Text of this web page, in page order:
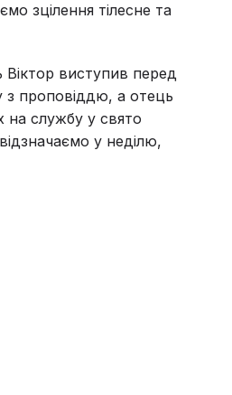
зцілення тілесне та
Віктор виступив перед
з проповіддю, а отець
на службу у свято
у неділю,